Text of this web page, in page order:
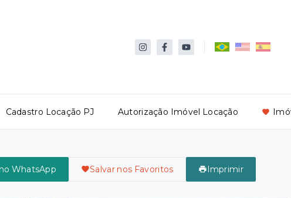
Cadastro Locação PJ Autorização Imóvel Locação
WhatsApp Salvar nos Favoritos Imprimir